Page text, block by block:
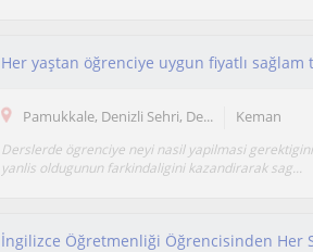
Her yaştan öğrenciye uygun fiyatlı sağlam
Pamukkale, Denizli Sehri, De... Keman
Derslerde ögrenciye neyi nasil yapilmasi
yanlis oldugunun farkindaligini kazandirarak sag...